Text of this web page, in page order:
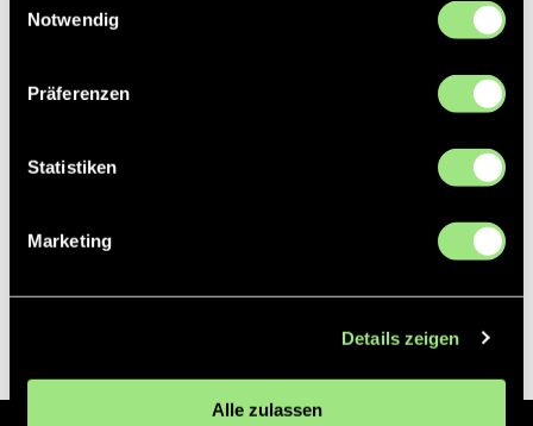
Notwendig
Präferenzen
Statistiken
Marketing
Details zeigen
Alle zulassen